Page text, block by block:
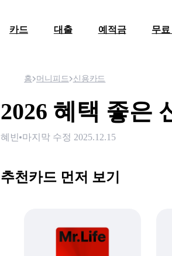
카드 대출 예적금 무
홈 머니피드 신용카드
2026 혜택 좋은
혜빈 마지막 수정 2025.12.15
추천카드 먼저 보기